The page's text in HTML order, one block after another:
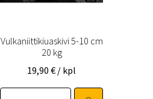
Vulkaniittikiuaskivi 5-10 cm
20 kg
19,90€ / kpl